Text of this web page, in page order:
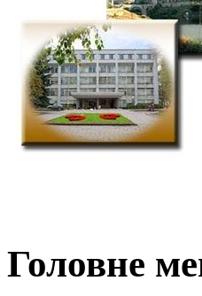
Головне